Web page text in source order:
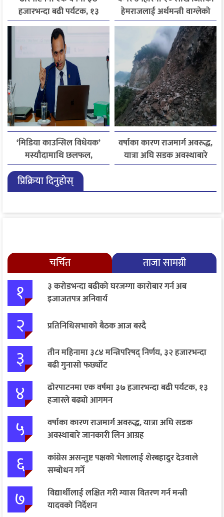
हजारभन्दा बढी पर्यटक, १३
हजारले बढ्यो आगमन
हेमराजलाई अर्थमन्त्री वाग्लेको
फोन, रुपन्देहीकी सपनाले
जितिन् एक लाख
‘मिडिया काउन्सिल विधेयक’
मस्यौदामाथि छलफल,
एआईदेखि पत्रकारको
लाइसेन्ससम्मका विषयमा
सुझाव
वर्षाका कारण राजमार्ग अवरुद्ध,
यात्रा अघि सडक अवस्थाबारे
जानकारी लिन आग्रह
प्रिक्रिया दिनुहोस्
चर्चित ताजा सामग्री
१
३ करोडभन्दा बढीको घरजग्गा कारोबार गर्न अब
इजाजतपत्र अनिवार्य
२ प्रतिनिधिसभाको बैठक आज बस्दै
३
तीन महिनामा ३८४ मन्त्रिपरिषद् निर्णय, ३२ हजारभन्दा
बढी गुनासो फर्छ्योट
४
ढोरपाटनमा एक वर्षमा ३७ हजारभन्दा बढी पर्यटक, १३
हजारले बढ्यो आगमन
५
वर्षाका कारण राजमार्ग अवरुद्ध, यात्रा अघि सडक
अवस्थाबारे जानकारी लिन आग्रह
६
कांग्रेस असन्तुष्ट पक्षको भेलालाई शेरबहादुर देउवाले
सम्बोधन गर्ने
७
विद्यार्थीलाई लक्षित गरी ग्यास वितरण गर्न मन्त्री
यादवको निर्देशन